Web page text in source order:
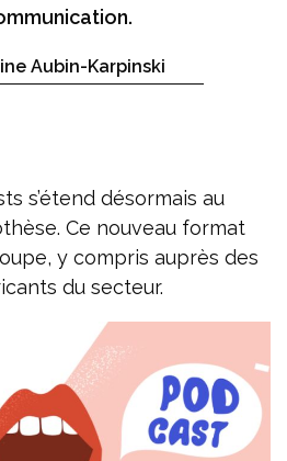
Aubin-Karpinski
s’étend désormais au
Ce nouveau format
y compris auprès des
du secteur.